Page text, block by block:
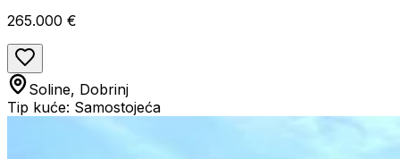
265.000 €
Soline, Dobrinj
Tip kuće: Samostojeća